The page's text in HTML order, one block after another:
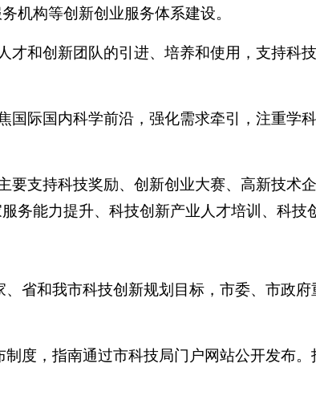
机构等创新创业服务体系建设。
才和创新团队的引进、培养和使用，支持科
国际国内科学前沿，强化需求牵引，注重
要支持科技奖励、创新创业大赛、高新技
务能力提升、科技创新产业人才培训、科
省和我市科技创新规划目标，市委、市政
度，指南通过市科技局门户网站公开发布